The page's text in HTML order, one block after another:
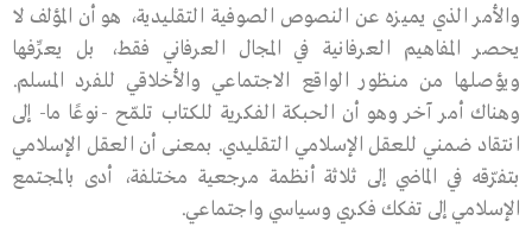
والأمر الذي يميزه عن النصوص الصوفية التقليدية، هو أن المؤلف لا
يحصر المفاهيم العرفانية في المجال العرفاني فقط، بل يعرِّفها
ويؤصلها من منظور الواقع الاجتماعي والأخلاقي للفرد المسلم.
وهناك أمر آخر وهو أن الحبكة الفكرية للكتاب تلمّح -نوعًا ما- إلى
انتقاد ضمني للعقل الإسلامي التقليدي. بمعنى أن العقل الإسلامي
بتفرّقه في الماضي إلى ثلاثة أنظمة مرجعية مختلفة، أدى بالمجتمع
الإسلامي إلى تفكك فكري وسياسي واجتماعي.